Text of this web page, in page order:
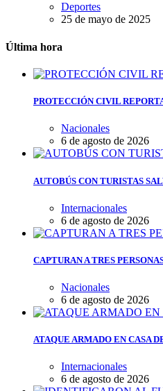
Deportes
25 de mayo de 2025
Última hora
PROTECCIÓN CIVIL
Nacionales
6 de agosto de 2026
AUTOBÚS CON TURISTAS
Internacionales
6 de agosto de 2026
CAPTURAN A TRES
Nacionales
6 de agosto de 2026
ATAQUE ARMADO EN CASA
Internacionales
6 de agosto de 2026